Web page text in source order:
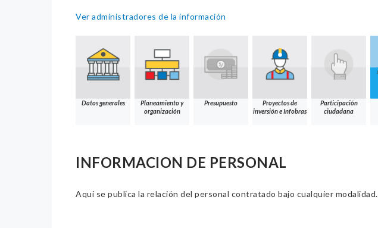
Ver administradores de la información
Datos generales
Planeamiento y
organización
Presupuesto
Proyectos de
inversión e Infobras
Participación
ciudadana
INFORMACION DE PERSONAL
Aquí se publica la relación del personal contratado bajo cualquier modalidad.